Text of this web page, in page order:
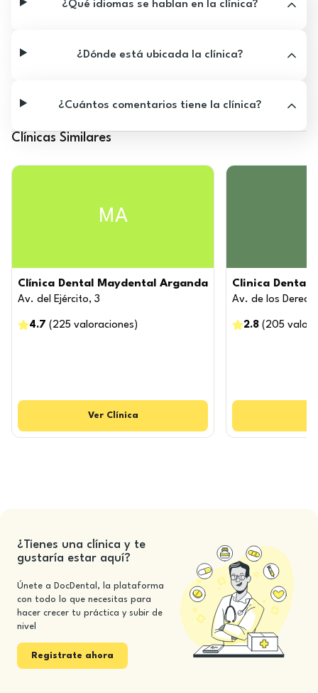
¿Qué idiomas se hablan en la clínica?
¿Dónde está ubicada la clínica?
¿Cuántos comentarios tiene la clínica?
Clínicas Similares
MA
Clínica Dental Maydental Arganda
Av. del Ejército, 3
4.7 ( 225 valoraciones )
Ver Clínica
Clinica Dental
Av. de los
2.8 ( 205
¿Tienes una clínica y te
gustaría estar aquí?
Únete a DocDental, la plataforma
con todo lo que necesitas para
hacer crecer tu práctica y subir de
nivel
Registrate ahora